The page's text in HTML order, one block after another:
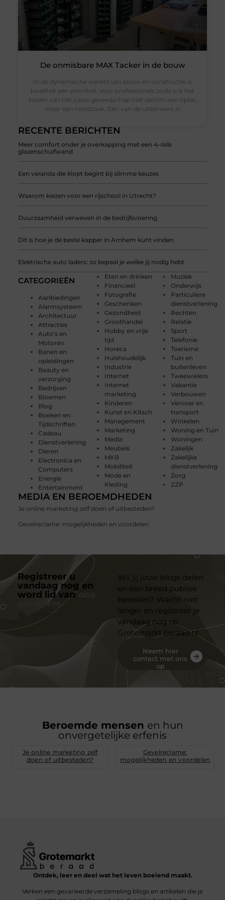
RECENTE BERICHTEN
Meer comfort onder je overkapping met een 4-rails
glazenschuifwand
Een veranda die klopt begint bij slimme keuzes
Waarom kiezen voor een rijschool in Utrecht?
Duurzaamheid verweven in de bedrijfsvoering
Dit is hoe je de beste kapper in Arnhem kunt vinden
Elektrische auto laders: zo bepaal je welke jij nodig hebt
CATEGORIEËN
Aanbiedingen
Alarmsysteem
Architectuur
Attracties
Auto’s en
Motoren
Banen en
opleidingen
Beauty en
verzorging
Bedrijven
Bloemen
Blog
Boeken en
Tijdschriften
Cadeau
Dienstverlening
Dieren
Electronica en
Computers
Energie
Entertainment
Eten en drinken
Financieel
Fotografie
Geschenken
Gezondheid
Groothandel
Hobby en vrije
tijd
Horeca
Huishoudelijk
Industrie
Internet
Internet
marketing
Kinderen
Kunst en Kitsch
Management
Marketing
Media
Meubels
MKB
Mobiliteit
Mode en
Kleding
Muziek
Onderwijs
Particuliere
dienstverlening
Rechten
Relatie
Sport
Telefonie
Toerisme
Tuin en
buitenleven
Tweewielers
Vakantie
Verbouwen
Vervoer en
transport
Winkelen
Woning en Tuin
Woningen
Zakelijk
Zakelijke
dienstverlening
Zorg
ZZP
MEDIA EN BEROEMDHEDEN
Je online marketing zelf doen of uitbesteden?
Gevelreclame: mogelijkheden en voordelen
De onmisbare MAX Tacker in de bouw
In de dynamische wereld van bouw en constructie is
kwaliteit een prioriteit. Voor professionals zoals u is het
kiezen van het juiste gereedschap niet slechts een optie,
maar een noodzaak. Een van de uitblinkers in
Registreer u
vandaag nog en
word lid van
platform
Wil jij jouw blogs delen
en een breed publiek
bereiken? Wacht niet
langer en registreer je
vandaag nog op
Grotemarkt beraad.nl
Neem hier
contact met ons
op
Beroemde mensen en hun
onvergetelijke erfenis
Je online marketing zelf
doen of uitbesteden?
Gevelreclame:
mogelijkheden en voordelen
Ontdek, leer en deel wat het leven boeiend maakt.
Verken een gevarieerde verzameling blogs en artikelen die je